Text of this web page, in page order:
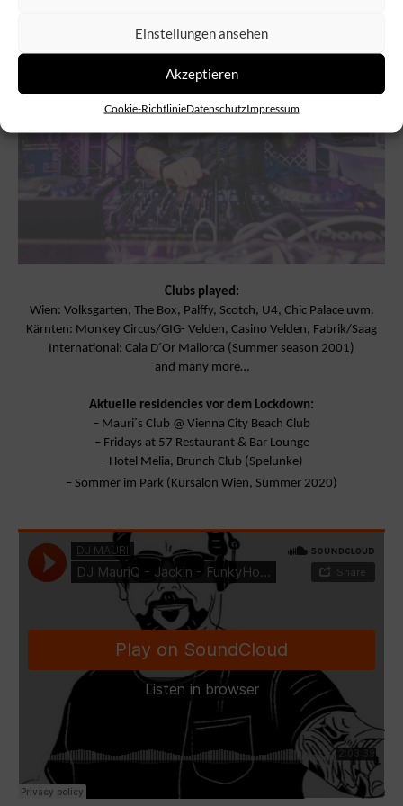
Akzeptieren
Einstellungen ansehen
Cookie-RichtlinieDatenschutzImpressum
Clubs played:
Wien: Volksgarten, The Box, Palffy, Scotch, U4, Chic Palace uvm.
Kärnten: Monkey Circus/GIG- Velden, Casino Velden, Fabrik/Saag
International: Cala D´Or Mallorca (Summer season 2001)
and many more…
Aktuelle residencies vor dem Lockdown:
– Mauri´s Club @ Vienna City Beach Club
– Fridays at 57 Restaurant & Bar Lounge
– Hotel Melia, Brunch Club (Spelunke)
– Sommer im Park (Kursalon Wien, Summer 2020)